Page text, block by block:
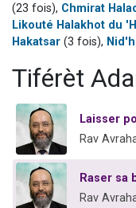
(23 fois), Chmirat
Likouté Halakhot du
Hakatsar (3 fois),
Tiférèt
Laisser
Rav
Raser sa
Rav